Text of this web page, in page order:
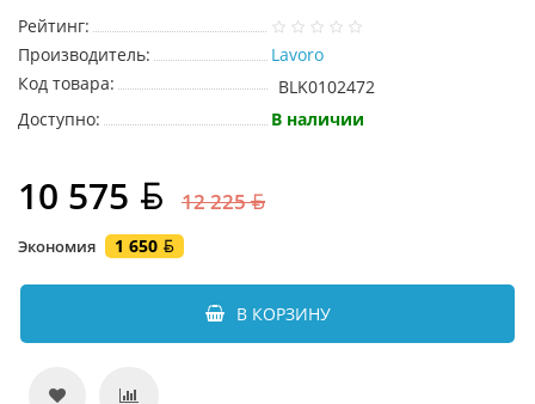
Рейтинг:
Производитель:
Lavoro
Код товара:
BLK0102472
Доступно:
В наличии
10 575 12 225
Экономия 1 650
В КОРЗИНУ